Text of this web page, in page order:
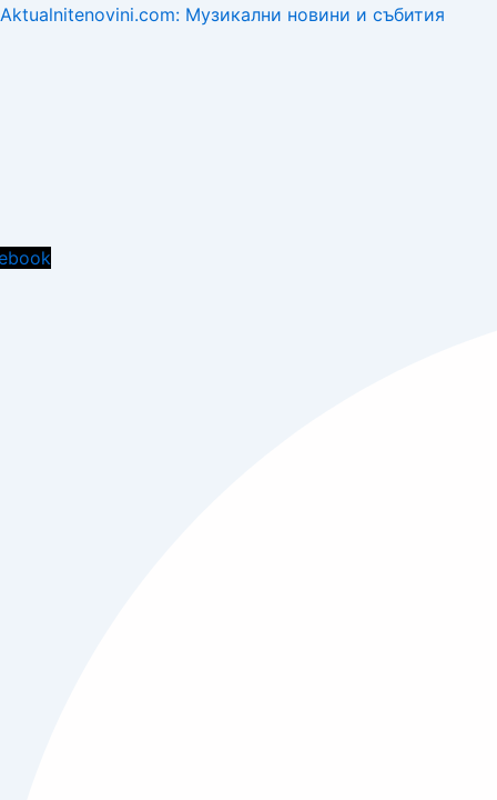
Aktualnitenovini.com: Музикални новини и събития
Menu